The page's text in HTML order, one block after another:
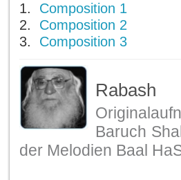
1. Composition 1
2. Composition 2
3. Composition 3
Rabash
Baruch
der Melodien Baal